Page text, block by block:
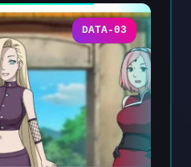
DATA-03